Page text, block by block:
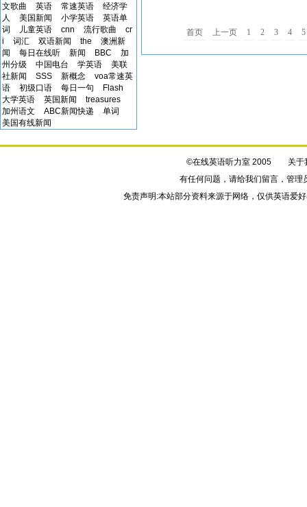
首页 上一页 1 2 3 4 5
文歌曲
英语 常速英语
经济学
人
美国新闻 小学英语
英语单
词
儿童英语 cnn 流行歌曲
cr
i
词汇 双语新闻 the
澳洲新
闻
每日在线听 新闻 BBC
加
州分级
中国电台 学英语
美联
社新闻
SSS 新概念
voa常速英
语
初级口语 每日一句
Flash
大学英语
英国新闻
treasures
加州语文
ABC新闻快递
单词
美国有线新闻
©在线英语听力室 2005 关于
有任何问题，请给我们留言，管理
免责声明:本站部分资料来源于网络，仅供英语爱